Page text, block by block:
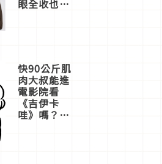
眼全收也不
快90公斤肌
肉大叔能進
電影院看
《吉伊卡
哇》嗎？日